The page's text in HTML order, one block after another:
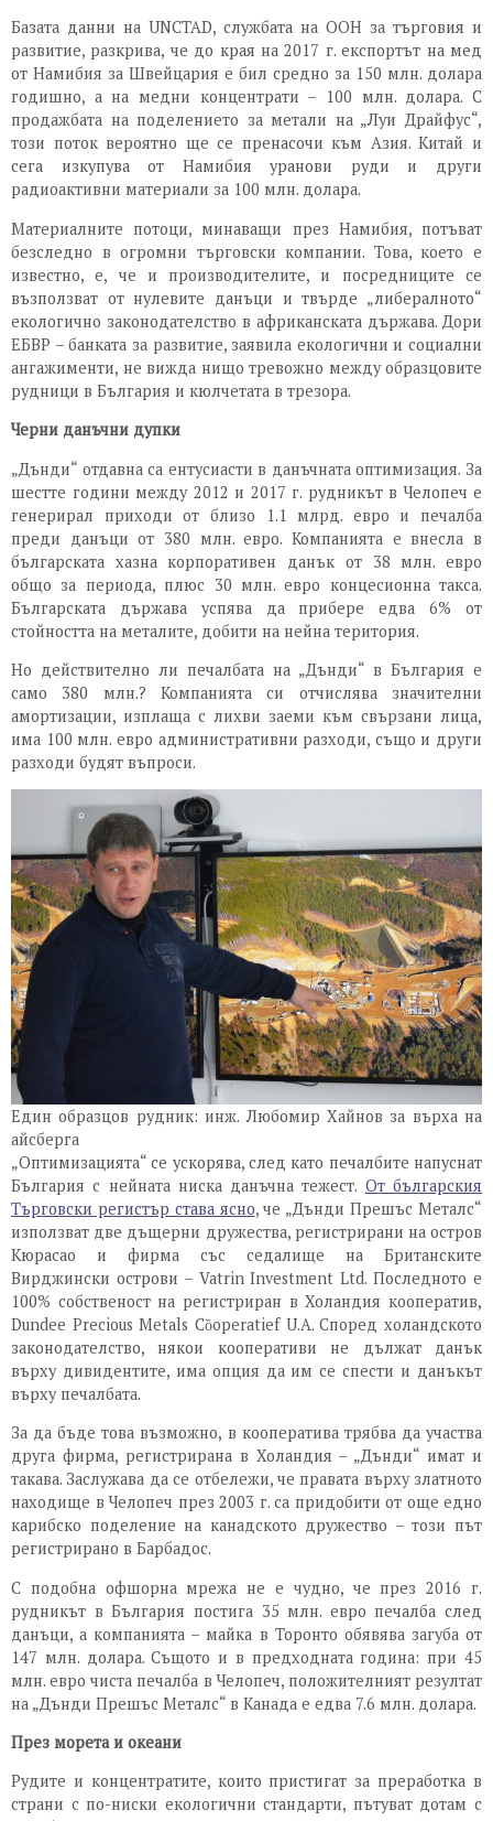
Базата данни на UNCTAD, службата на ООН за търговия и
развитие, разкрива, че до края на 2017 г. експортът на мед
от Намибия за Швейцария е бил средно за 150 млн. долара
годишно, а на медни концентрати – 100 млн. долара. С
продажбата на поделението за метали на „Луи Драйфус“,
този поток вероятно ще се пренасочи към Азия. Китай и
сега изкупува от Намибия уранови руди и други
радиоактивни материали за 100 млн. долара.
Материалните потоци, минаващи през Намибия, потъват
безследно в огромни търговски компании. Това, което е
известно, е, че и производителите, и посредниците се
възползват от нулевите данъци и твърде „либералното“
екологично законодателство в африканската държава. Дори
ЕБВР – банката за развитие, заявила екологични и социални
ангажименти, не вижда нищо тревожно между образцовите
рудници в България и кюлчетата в трезора.
Черни данъчни дупки
„Дънди“ отдавна са ентусиасти в данъчната оптимизация. За
шестте години между 2012 и 2017 г. рудникът в Челопеч е
генерирал приходи от близо 1.1 млрд. евро и печалба
преди данъци от 380 млн. евро. Компанията е внесла в
българската хазна корпоративен данък от 38 млн. евро
общо за периода, плюс 30 млн. евро концесионна такса.
Българската държава успява да прибере едва 6% от
стойността на металите, добити на нейна територия.
Но действително ли печалбата на „Дънди“ в България е
само 380 млн.? Компанията си отчислява значителни
амортизации, изплаща с лихви заеми към свързани лица,
има 100 млн. евро административни разходи, също и други
разходи будят въпроси.
Един образцов рудник: инж. Любомир Хайнов за върха на
айсберга
„Оптимизацията“ се ускорява, след като печалбите напуснат
България с нейната ниска данъчна тежест. От българския
Търговски регистър става ясно, че „Дънди Прешъс Металс“
използват две дъщерни дружества, регистрирани на остров
Кюрасао и фирма със седалище на Британските
Вирджински острови – Vatrin Investment Ltd. Последното е
100% собственост на регистриран в Холандия кооператив,
Dundee Precious Metals Cȍoperatief U.A. Според холандското
законодателство, някои кооперативи не дължат данък
върху дивидентите, има опция да им се спести и данъкът
върху печалбата.
За да бъде това възможно, в кооператива трябва да участва
друга фирма, регистрирана в Холандия – „Дънди“ имат и
такава. Заслужава да се отбележи, че правата върху златното
находище в Челопеч през 2003 г. са придобити от още едно
карибско поделение на канадското дружество – този път
регистрирано в Барбадос.
С подобна офшорна мрежа не е чудно, че през 2016 г.
рудникът в България постига 35 млн. евро печалба след
данъци, а компанията – майка в Торонто обявява загуба от
147 млн. долара. Същото и в предходната година: при 45
млн. евро чиста печалба в Челопеч, положителният резултат
на „Дънди Прешъс Металс“ в Канада е едва 7.6 млн. долара.
През морета и океани
Рудите и концентратите, които пристигат за преработка в
страни с по-ниски екологични стандарти, пътуват дотам с